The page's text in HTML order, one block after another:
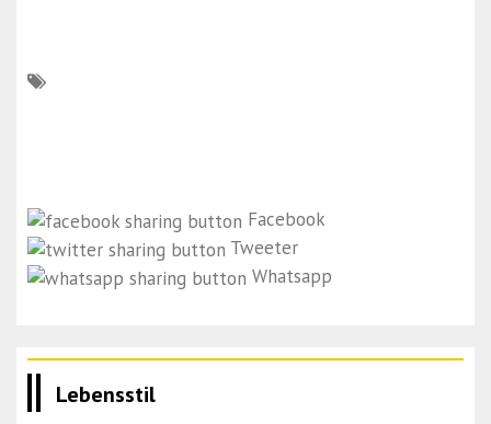
Facebook
Tweeter
Whatsapp
Lebensstil